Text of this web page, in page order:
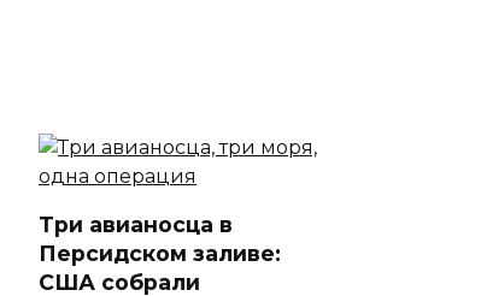
Три авианосца в
Персидском заливе:
США собрали